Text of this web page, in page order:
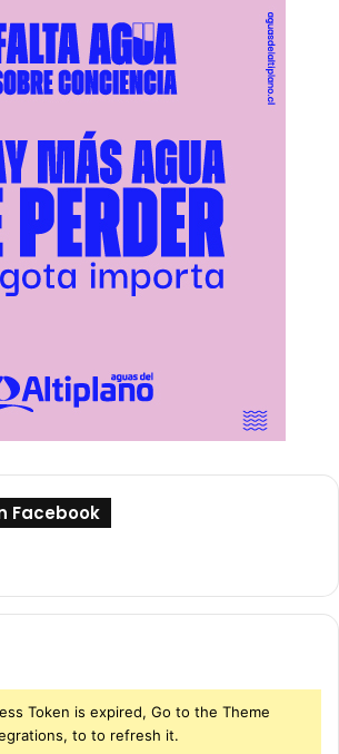
Facebook
Token is expired, Go to the Theme
to to refresh it.